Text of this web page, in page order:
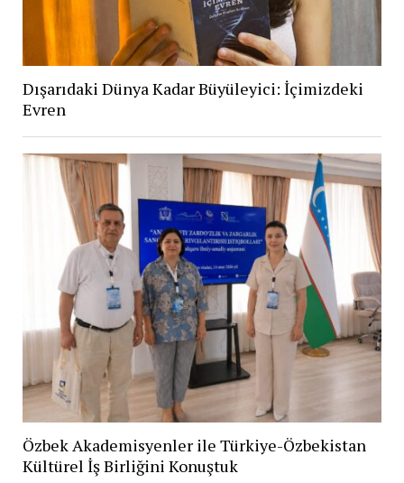
Dışarıdaki Dünya Kadar Büyüleyici: İçimizdeki
Evren
Özbek Akademisyenler ile Türkiye-Özbekistan
Kültürel İş Birliğini Konuştuk